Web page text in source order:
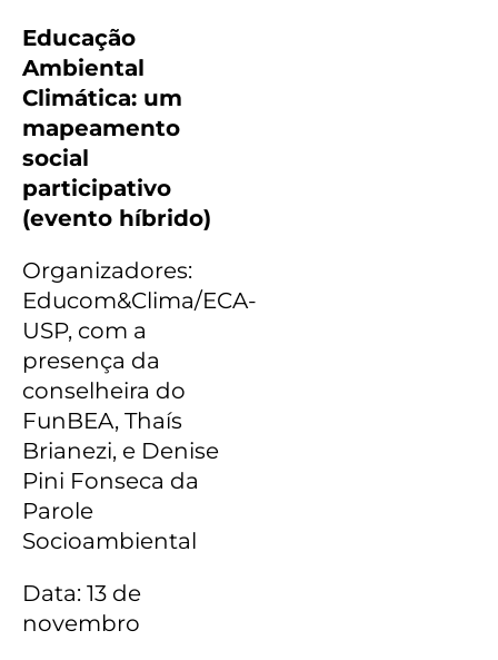
Educação
Ambiental
Climática: um
mapeamento
social
participativo
(evento híbrido)
Organizadores:
Educom&Clima/ECA-
USP, com a
presença da
conselheira do
FunBEA, Thaís
Brianezi, e Denise
Pini Fonseca da
Parole
Socioambiental
Data: 13 de
novembro